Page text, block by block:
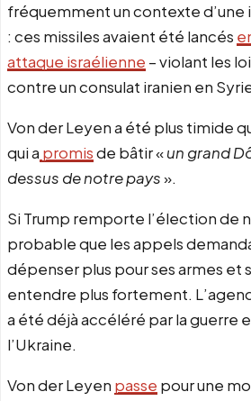
fréquemment un contexte
: ces missiles avaient été lancés
attaque israélienne – violant les
contre un consulat iranien en
Von der Leyen a été plus timide
qui a promisde bâtir «un grand
dessus de notre pays».
Si Trump remporte l’élection de
probable que les appels
dépenser plus pour ses armes et
entendre plus fortement.
a été déjà accéléré par la guerre
l’Ukraine.
Von der Leyen passe pour une